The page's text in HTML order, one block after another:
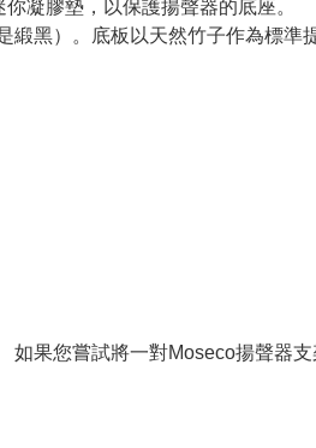
凝膠墊，以保護揚聲器的底座。
緞黑）。底板以天然竹子作為標準
如果您嘗試將一對Moseco揚聲器